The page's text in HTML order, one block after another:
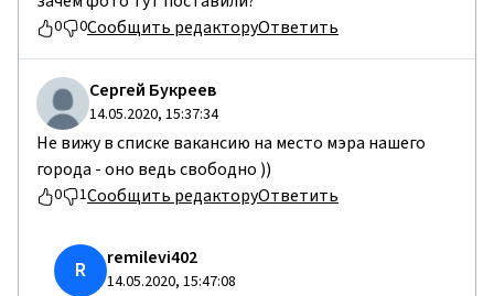
0 0Сообщить редакторуОтветить
Сергей Букреев
14.05.2020, 15:37:34
Не вижу в списке вакансию на место мэра нашего
города - оно ведь свободно ))
0 1Сообщить редакторуОтветить
R remilevi402
14.05.2020, 15:47:08